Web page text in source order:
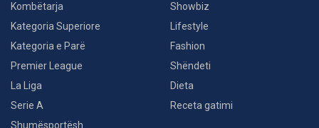
Kombëtarja
Kategoria Superiore
Kategoria e Parë
Premier League
La Liga
Serie A
Shumësportësh
Showbiz
Lifestyle
Fashion
Shëndeti
Dieta
Receta gatimi